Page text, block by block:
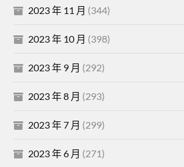
2023 年 11 月 (344)
2023 年 10 月 (398)
2023 年 9 月 (292)
2023 年 8 月 (293)
2023 年 7 月 (299)
2023 年 6 月 (271)